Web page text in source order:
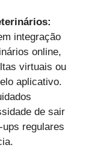
integração
online,
virtuais ou
aplicativo.
de sair
regulares